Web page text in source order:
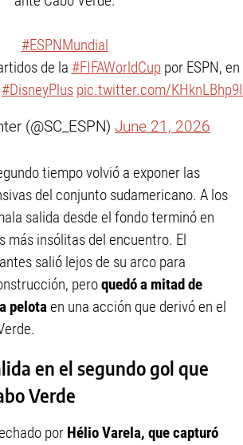
#ESPNMundial
de la #FIFAWorldCuppor ESPN, en
#DisneyPlus pic.twitter.com/KHknLBhp9I
(@SC_ESPN) June 21, 2026
tiempo volvió a exponer las
del conjunto sudamericano. A los
salida desde el fondo terminó en
más insólitas del encuentro. El
salió lejos de su arco para
peroquedó a mitad de
pelotaen una acción que derivó en el
en el segundo gol que
Verde
por Hélio Varela, que capturó